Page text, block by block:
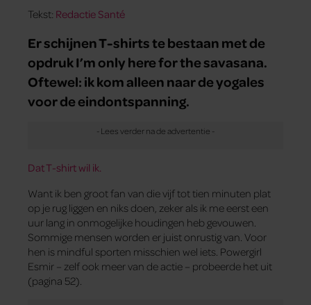
Tekst: Redactie Santé
Er schijnen T-shirts te bestaan met de
opdruk I’m only here for the savasana.
Oftewel: ik kom alleen naar de yogales
voor de ­eindontspanning.
Dat T-shirt wil ik.
Want ik ben groot fan van die vijf tot tien minuten plat
op je rug liggen en niks doen, zeker als ik me eerst een
uur lang in onmogelijke houdingen heb gevouwen.
Sommige mensen worden er juist onrustig van. Voor
hen is mindful sporten misschien wel iets. Powergirl
Esmir – zelf ook meer van de actie – probeerde het uit
(pagina 52).